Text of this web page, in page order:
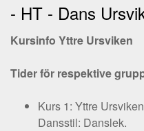
- HT - Dans
Kursinfo Yttre Ursviken
Tider för respektive
Kurs 1: Yttre
Dansstil: Danslek.